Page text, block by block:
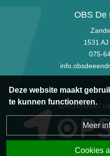
OBS De
1531
075-
Deze website maakt
te kunnen functioneren.
Meer
Cookies